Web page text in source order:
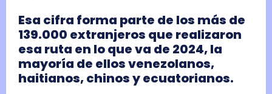
Esa cifra forma parte de los más de
139.000 extranjeros que realizaron
esa ruta en lo que va de 2024, la
mayoría de ellos venezolanos,
haitianos, chinos y ecuatorianos.